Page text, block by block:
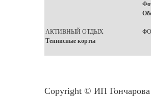
АКТИВНЫЙ ОТДЫХ
Теннисные корты
Copyright © ИП